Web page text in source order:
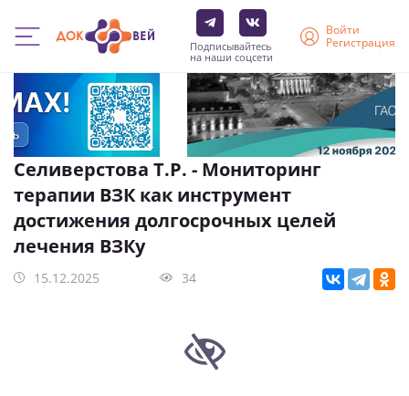
Перейти
основному
содержанию
Подписывайтесь
на наши соцсети
Войти
Регистрация
Селиверстова Т.Р. - Мониторинг
терапии ВЗК как инструмент
достижения долгосрочных целей
лечения ВЗКу
15.12.2025 34